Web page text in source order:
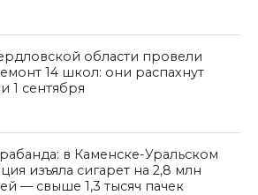
области провели
14 школ: они распахнут
1 сентября
в Каменске-Уральском
изъяла сигарет на 2,8 млн
— свыше 1,3 тысяч пачек